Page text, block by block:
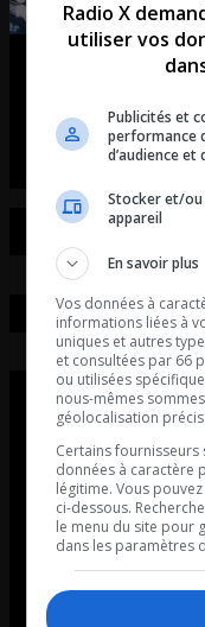
Tiësto
entretient avec
Radio X
utiliser vos
Publicités et
performance
d’audience
Stocker et/ou
appareil
En savoir plus
Vos données à
informations liées à
uniques et autres
et consultées par 66
ou utilisées
nous-mêmes
géolocalisation
Certains
données à caractère
légitime. Vous
ci-dessous.
le menu du site pour
dans les paramètres